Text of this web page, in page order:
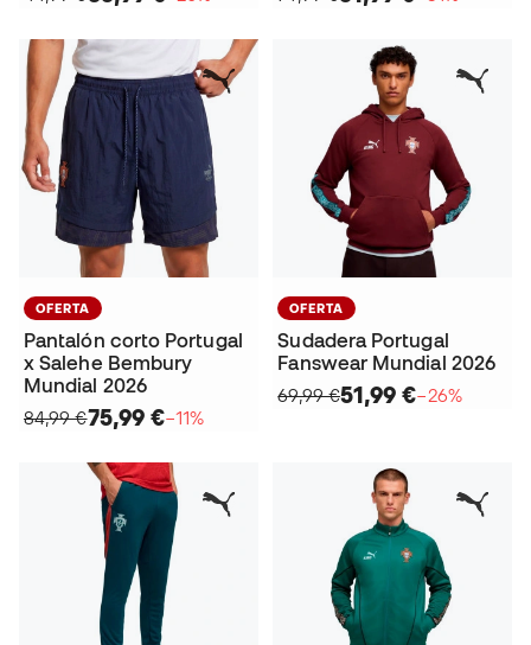
OFERTA
Pantalón corto Portugal
x Salehe Bembury
Mundial 2026
84,99 €75,99 €−11%
OFERTA
Sudadera Portugal
Fanswear Mundial 2026
69,99 €51,99 €−26%